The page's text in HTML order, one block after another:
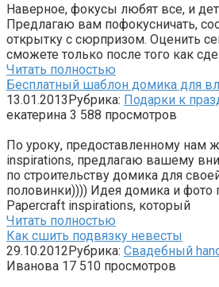
Наверное, фокусы любят все, и
Предлагаю вам пофокусничать,
открытку с сюрпризом. Оценить
сможете только после того как
Читать полностью
Бесплатный шаблон домика для
13.01.2013Рубрика: Подарки к
екатерина 3 588 просмотров
По уроку, предоставленному нам
inspirations, предлагаю вашему
по строительству домика для
половинки)))) Идея домика и фото
Papercraft inspirations, который
Читать полностью
Как сшить подвязку невесты
29.10.2012Рубрика: Свадебный
Иванова 17 510 просмотров